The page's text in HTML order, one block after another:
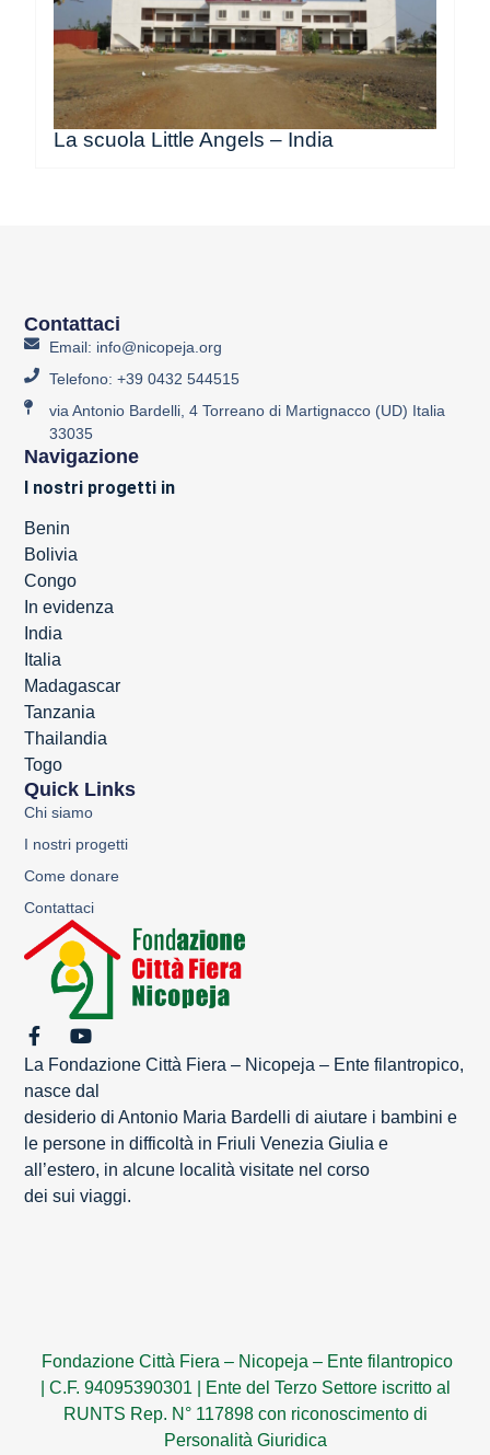
La scuola Little Angels – India
La Fondazione Città Fiera – Nicopeja – Ente filantropico,
nasce dal
desiderio di Antonio Maria Bardelli di aiutare i bambini e
le persone in difficoltà in Friuli Venezia Giulia e
all’estero, in alcune località visitate nel corso
dei sui viaggi.
Contattaci
Email: info@nicopeja.org
Telefono: +39 0432 544515
via Antonio Bardelli, 4 Torreano di Martignacco (UD) Italia
33035
Navigazione
I nostri progetti in
Benin
Bolivia
Congo
In evidenza
India
Italia
Madagascar
Tanzania
Thailandia
Togo
Quick Links
Chi siamo
I nostri progetti
Come donare
Contattaci
Fondazione Città Fiera – Nicopeja – Ente filantropico
C.F. 94095390301
Ente del Terzo Settore iscritto al
RUNTS Rep. N° 117898 con riconoscimento di
Personalità Giuridica